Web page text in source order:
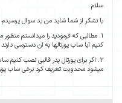
سلام
با تشکر از شما شاید من بد سوال پرسیدم
1. مطالبی که فرمودید را میدانستم
کنیم آیا ساب پورتالها به آن دسترسی
2. اگر برای پورتال پدر قالبی نصب کنیم
میشود محدویت تعریف کرد برخی ساب